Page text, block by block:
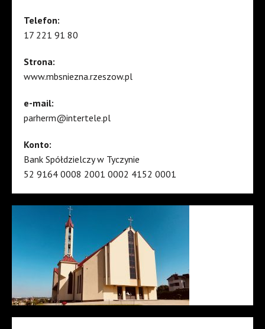
Telefon:
17 221 91 80
Strona:
www.mbsniezna.rzeszow.pl
e-mail:
parherm@intertele.pl
Konto:
Bank Spółdzielczy w Tyczynie
52 9164 0008 2001 0002 4152 0001